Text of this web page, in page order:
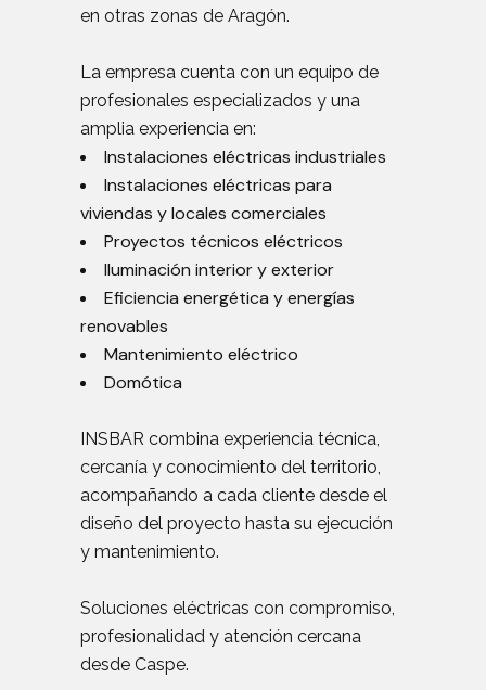
en otras zonas de Aragón.
La empresa cuenta con un equipo de
profesionales especializados y una
amplia experiencia en:
Instalaciones eléctricas industriales
Instalaciones eléctricas para
viviendas y locales comerciales
Proyectos técnicos eléctricos
Iluminación interior y exterior
Eficiencia energética y energías
renovables
Mantenimiento eléctrico
Domótica
INSBAR combina experiencia técnica,
cercanía y conocimiento del territorio,
acompañando a cada cliente desde el
diseño del proyecto hasta su ejecución
y mantenimiento.
Soluciones eléctricas con compromiso,
profesionalidad y atención cercana
desde Caspe.